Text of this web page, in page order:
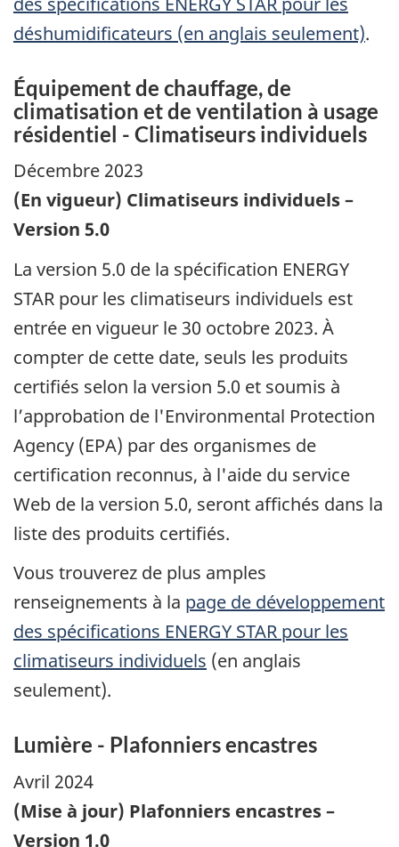
déshumidificateurs (en anglais seulement).
Équipement de chauffage, de
climatisation et de ventilation à usage
résidentiel - Climatiseurs individuels
Décembre 2023
(En vigueur) Climatiseurs individuels –
Version 5.0
La version 5.0 de la spécification ENERGY
STAR pour les climatiseurs individuels est
entrée en vigueur le 30 octobre 2023. À
compter de cette date, seuls les produits
certifiés selon la version 5.0 et soumis à
l’approbation de l'Environmental Protection
Agency (EPA) par des organismes de
certification reconnus, à l'aide du service
Web de la version 5.0, seront affichés dans la
liste des produits certifiés.
Vous trouverez de plus amples
renseignements à la page de développement
des spécifications ENERGY STAR pour les
climatiseurs individuels (en anglais
seulement).
Lumière - Plafonniers encastres
Avril 2024
(Mise à jour) Plafonniers encastres –
Version 1.0